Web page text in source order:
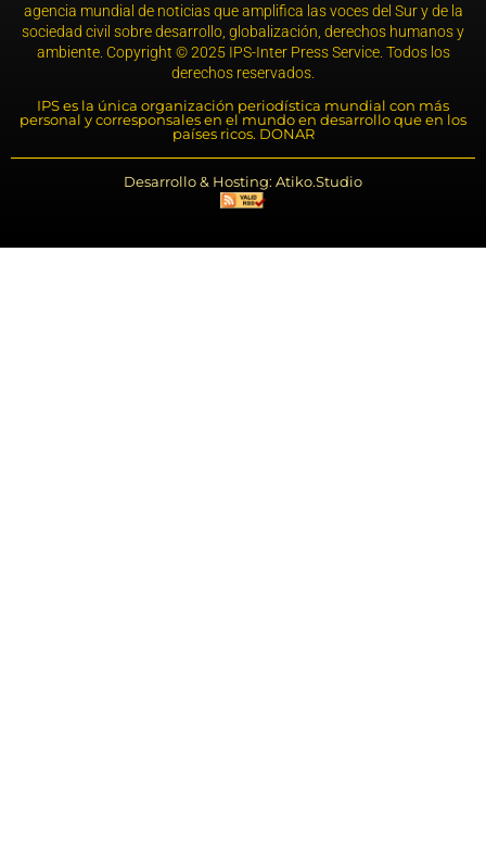
agencia mundial de noticias que amplifica las voces del Sur y de la
sociedad civil sobre desarrollo, globalización, derechos humanos y
ambiente. Copyright © 2025 IPS-Inter Press Service. Todos los
derechos reservados.
IPS es la única organización periodística mundial con más
personal y corresponsales en el mundo en desarrollo que en los
países ricos. DONAR
Desarrollo & Hosting: Atiko.Studio